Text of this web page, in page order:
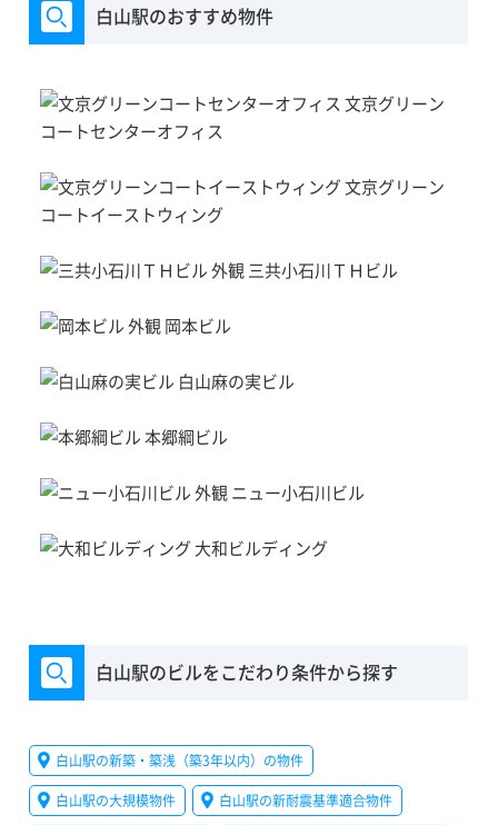
白山駅のおすすめ物件
文京グリーン
コートセンターオフィス
文京グリーン
コートイーストウィング
三共小石川ＴＨビル
岡本ビル
白山麻の実ビル
本郷綱ビル
ニュー小石川ビル
大和ビルディング
白山駅のビルをこだわり条件から探す
白山駅の新築・築浅（築3年以内）の物件
白山駅の大規模物件 白山駅の新耐震基準適合物件